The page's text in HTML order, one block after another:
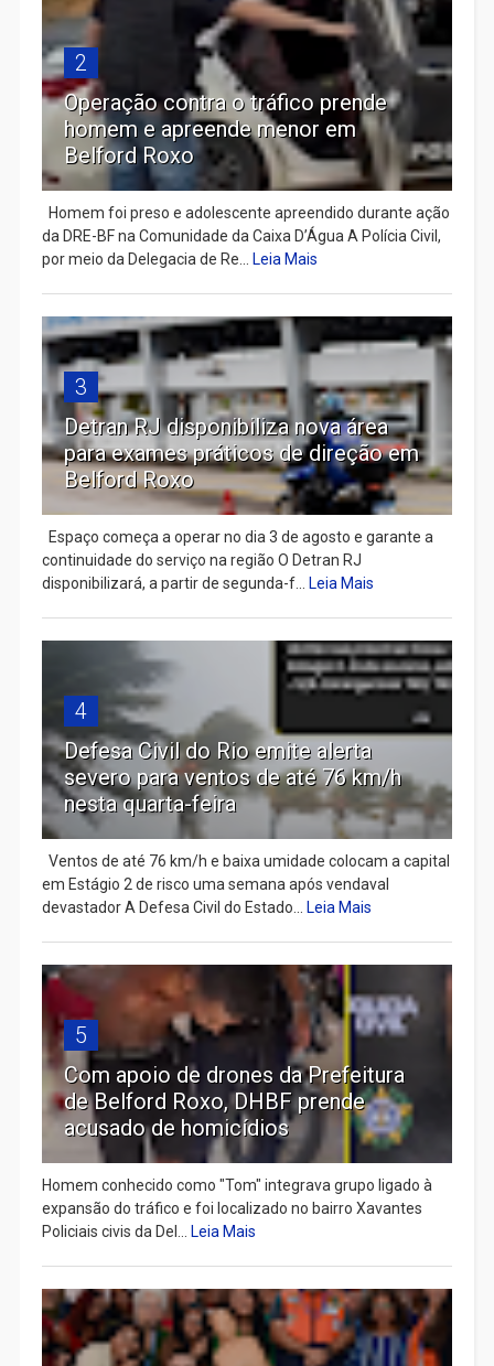
2
Operação contra o tráfico prende
homem e apreende menor em
Belford Roxo
Homem foi preso e adolescente apreendido durante ação
da DRE-BF na Comunidade da Caixa D’Água A Polícia Civil,
por meio da Delegacia de Re...
Leia Mais
3
Detran RJ disponibiliza nova área
para exames práticos de direção em
Belford Roxo
Espaço começa a operar no dia 3 de agosto e garante a
continuidade do serviço na região O Detran RJ
disponibilizará, a partir de segunda-f...
Leia Mais
4
Defesa Civil do Rio emite alerta
severo para ventos de até 76 km/h
nesta quarta-feira
Ventos de até 76 km/h e baixa umidade colocam a capital
em Estágio 2 de risco uma semana após vendaval
devastador A Defesa Civil do Estado...
Leia Mais
5
Com apoio de drones da Prefeitura
de Belford Roxo, DHBF prende
acusado de homicídios
Homem conhecido como "Tom" integrava grupo ligado à
expansão do tráfico e foi localizado no bairro Xavantes
Policiais civis da Del...
Leia Mais